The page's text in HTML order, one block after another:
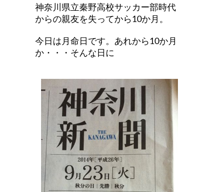
神奈川県立秦野高校サッカー部時代
からの親友を失ってから10か月。
今日は月命日です。あれから10か月
か・・・そんな日に